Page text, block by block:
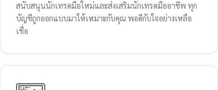
สนับสนุนนักเทรดมือใหม่และส่งเสริมนักเทรดมืออาชีพ ทุก
บัญชีถูกออกแบบมาให้เหมาะกับคุณ พอดีกับใจอย่างเหลือ
เชื่อ